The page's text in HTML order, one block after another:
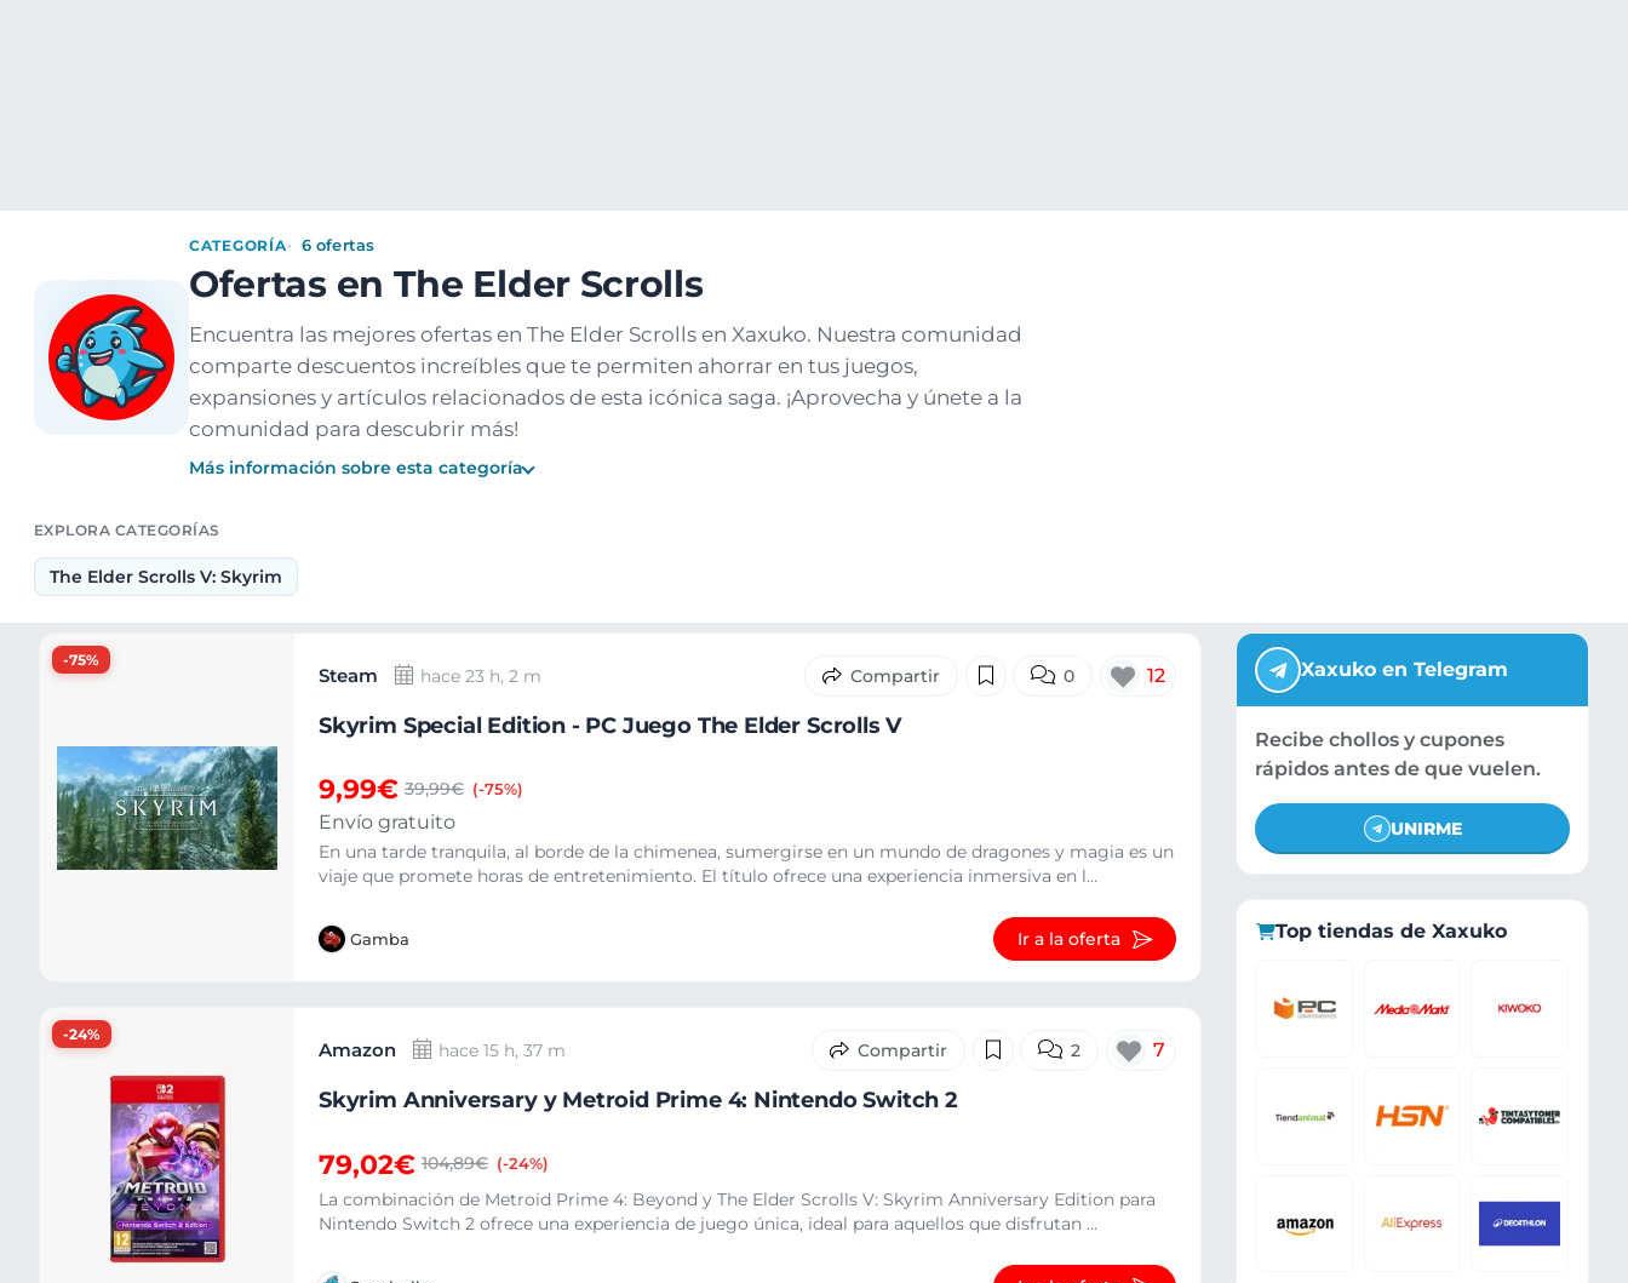
CATEGORÍA 6 ofertas
Ofertas en The Elder Scrolls
Encuentra las mejores ofertas en The Elder Scrolls en Xaxuko. Nuestra comunidad
comparte descuentos increíbles que te permiten ahorrar en tus juegos,
expansiones y artículos relacionados de esta icónica saga. ¡Aprovecha y únete a la
comunidad para descubrir más!
Más información sobre esta categoría
EXPLORA CATEGORÍAS
The Elder Scrolls V: Skyrim
-75%
Steam hace 23 h, 2 m 0 12
Skyrim Special Edition - PC Juego The Elder Scrolls V
9,99€ 39,99€ (-75%)
Envío gratuito
En una tarde tranquila, al borde de la chimenea, sumergirse en un mundo de dragones y magia es un
viaje que promete horas de entretenimiento. El título ofrece una experiencia inmersiva en l...
Gamba Ir a la oferta
-24%
Amazon hace 15 h, 37 m 2 7
Skyrim Anniversary y Metroid Prime 4: Nintendo Switch 2
79,02€ 104,89€ (-24%)
La combinación de Metroid Prime 4: Beyond y The Elder Scrolls V: Skyrim Anniversary Edition para
Nintendo Switch 2 ofrece una experiencia de juego única, ideal para aquellos que disfrutan ...
Xaxuko en Telegram
Recibe chollos y cupones
rápidos antes de que vuelen.
UNIRME
Top tiendas de Xaxuko